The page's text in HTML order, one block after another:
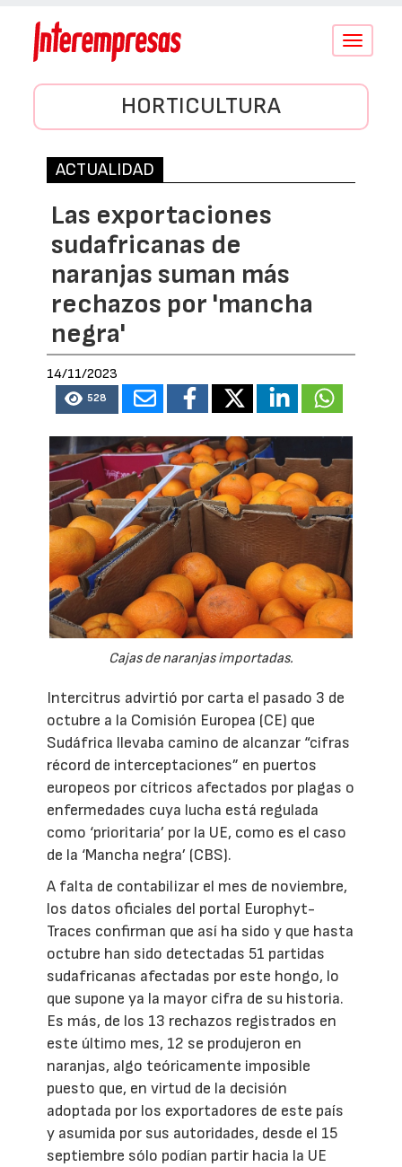
Conmutar
HORTICULTURA
ACTUALIDAD
Las exportaciones
sudafricanas de
naranjas suman más
rechazos por 'mancha
negra'
14/11/2023
528
Cajas de naranjas importadas.
Intercitrus advirtió por carta el pasado 3 de
octubre a la Comisión Europea (CE) que
Sudáfrica llevaba camino de alcanzar “cifras
récord de interceptaciones” en puertos
europeos por cítricos afectados por plagas o
enfermedades cuya lucha está regulada
como ‘prioritaria’ por la UE, como es el caso
de la ‘Mancha negra’ (CBS).
A falta de contabilizar el mes de noviembre,
los datos oficiales del portal Europhyt-
Traces confirman que así ha sido y que hasta
octubre han sido detectadas 51 partidas
sudafricanas afectadas por este hongo, lo
que supone ya la mayor cifra de su historia.
Es más, de los 13 rechazos registrados en
este último mes, 12 se produjeron en
naranjas, algo teóricamente imposible
puesto que, en virtud de la decisión
adoptada por los exportadores de este país
y asumida por sus autoridades, desde el 15
septiembre sólo podían partir hacia la UE